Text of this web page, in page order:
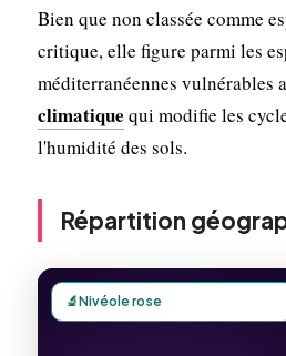
Bien que non classée comme
critique, elle figure parmi les
méditerranéennes vulnérables
climatique qui modifie les
l'humidité des sols.
Répartition